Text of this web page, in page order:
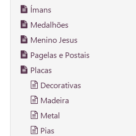
Ímans
Medalhões
Menino Jesus
Pagelas e Postais
Placas
Decorativas
Madeira
Metal
Pias